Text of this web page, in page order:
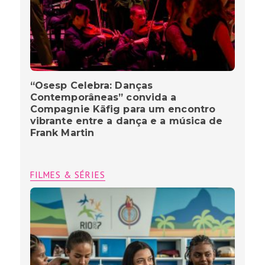
“Osesp Celebra: Danças
Contemporâneas” convida a
Compagnie Käfig para um encontro
vibrante entre a dança e a música de
Frank Martin
FILMES & SÉRIES